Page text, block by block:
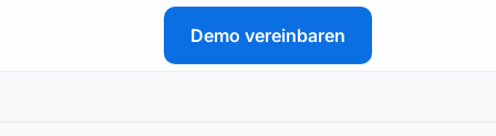
Demo vereinbaren